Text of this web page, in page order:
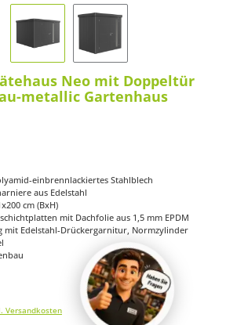
Neo mit Doppeltür
metallic Gartenhaus
einbrennlackiertes Stahlblech
aus Edelstahl
cm (BxH)
mit Dachfolie aus 1,5 mm EPDM
mit Edelstahl-Drückergarnitur, Normzylinder
Versandkosten